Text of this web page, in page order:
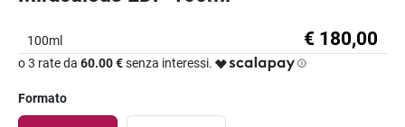
100ml € 180,00
o 3 rate da 60.00 €senza interessi.
Formato